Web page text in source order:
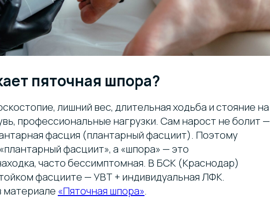
пяточная шпора?
лишний вес, длительная ходьба и стояние на
профессиональные нагрузки. Сам нарост не болит —
фасция (плантарный фасциит). Поэтому
фасциит», а «шпора» — это
часто бессимптомная. В БСК (Краснодар)
фасциите — УВТ + индивидуальная ЛФК.
«Пяточная шпора».